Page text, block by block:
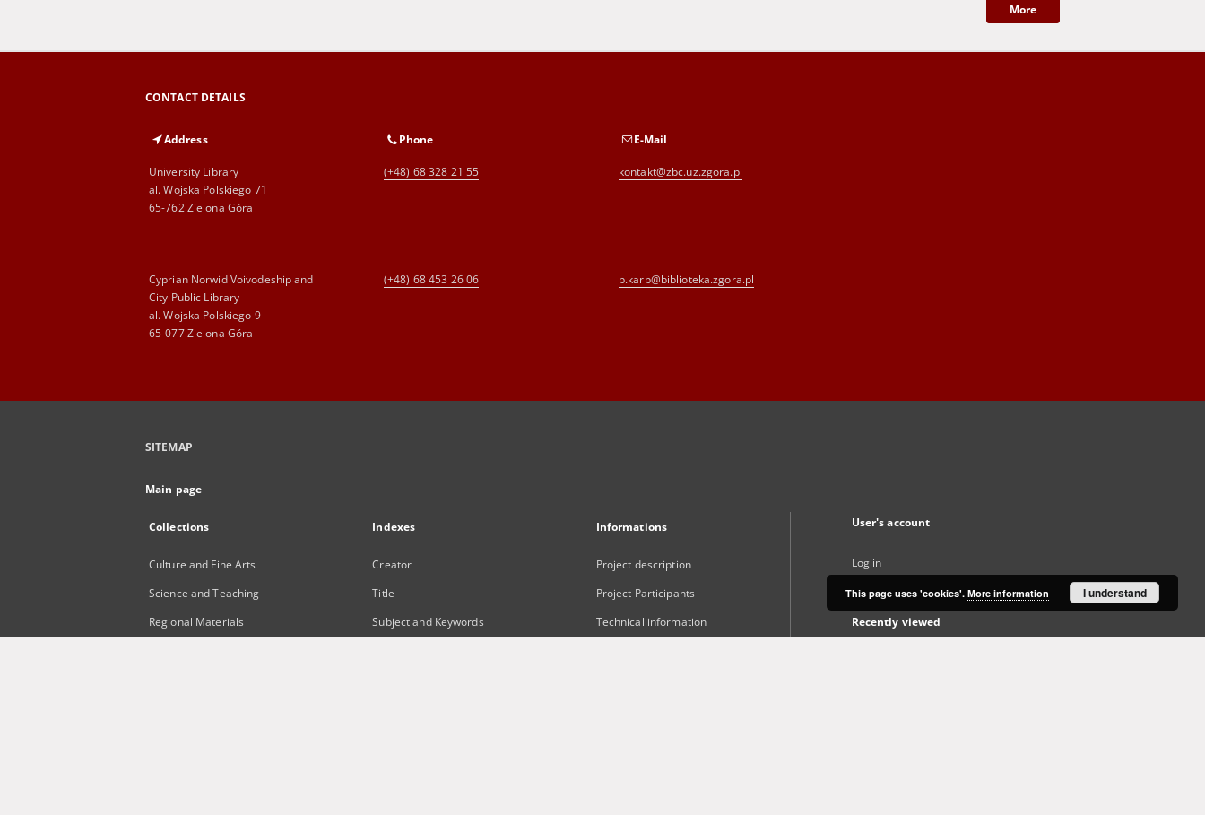
More
CONTACT DETAILS
Address
University Library
al. Wojska Polskiego 71
65-762 Zielona Góra
Phone
(+48) 68 328 21 55
E-Mail
kontakt@zbc.uz.zgora.pl
Cyprian Norwid Voivodeship and
City Public Library
al. Wojska Polskiego 9
65-077 Zielona Góra
(+48) 68 453 26 06 p.karp@biblioteka.zgora.pl
SITEMAP
Main page
Collections
Culture and Fine Arts
Science and Teaching
Regional Materials
Indexes
Creator
Title
Subject and Keywords
Informations
Project description
Project Participants
Technical information
User's account
Log in
Recently viewed
This page uses 'cookies'. More information I understand